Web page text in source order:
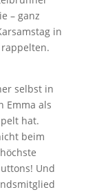
– ganz
in
selbst in
Emma als
hat.
beim
Und